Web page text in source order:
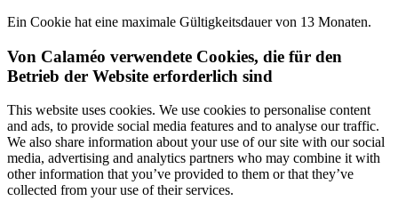
Ein Cookie hat eine maximale Gültigkeitsdauer von 13 Monaten.
Von Calaméo verwendete Cookies, die für den
Betrieb der Website erforderlich sind
This website uses cookies. We use cookies to personalise content
and ads, to provide social media features and to analyse our traffic.
We also share information about your use of our site with our social
media, advertising and analytics partners who may combine it with
other information that you’ve provided to them or that they’ve
collected from your use of their services.